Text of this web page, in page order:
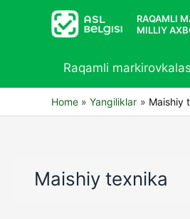
RAQAMLI
MILLIY
Raqamli
Home Yangiliklar Maishiy
Maishiy texnika